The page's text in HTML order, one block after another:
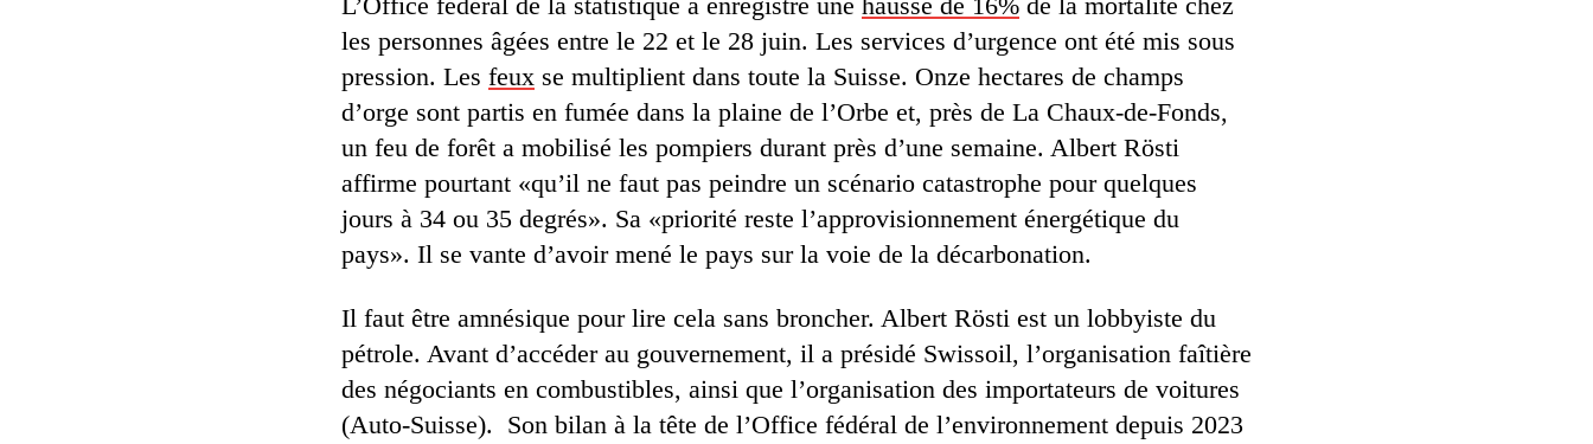
les personnes âgées entre le 22 et le 28 juin. Les services d’urgence ont été mis sous
pression. Les feux se multiplient dans toute la Suisse. Onze hectares de champs
d’orge sont partis en fumée dans la plaine de l’Orbe et, près de La Chaux-de-Fonds,
un feu de forêt a mobilisé les pompiers durant près d’une semaine. Albert Rösti
affirme pourtant «qu’il ne faut pas peindre un scénario catastrophe pour quelques
jours à 34 ou 35 degrés». Sa «priorité reste l’approvisionnement énergétique du
pays». Il se vante d’avoir mené le pays sur la voie de la décarbonation.
Il faut être amnésique pour lire cela sans broncher. Albert Rösti est un lobbyiste du
pétrole. Avant d’accéder au gouvernement, il a présidé Swissoil, l’organisation faîtière
des négociants en combustibles, ainsi que l’organisation des importateurs de voitures
(Auto-Suisse). Son bilan à la tête de l’Office fédéral de l’environnement depuis 2023